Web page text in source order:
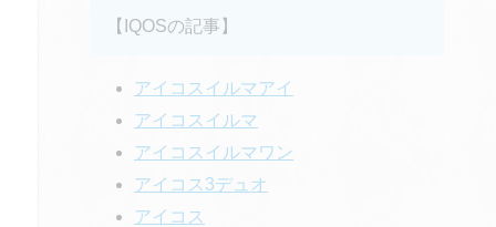
【IQOSの記事】
アイコスイルマアイ
アイコスイルマ
アイコスイルマワン
アイコス3デュオ
アイコス